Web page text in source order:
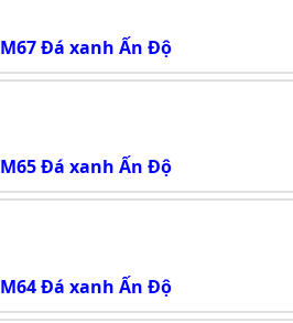
M67 Đá xanh Ấn Độ
M65 Đá xanh Ấn Độ
M64 Đá xanh Ấn Độ